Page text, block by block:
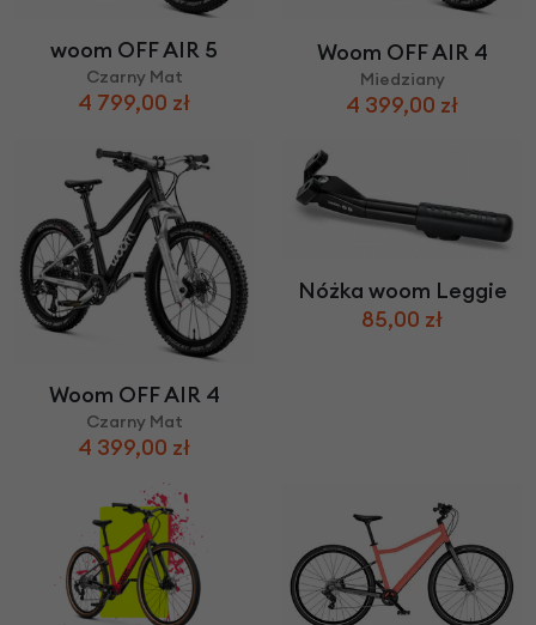
woom OFF AIR 5
Czarny Mat
4 799,00 zł
Woom OFF AIR 4
Miedziany
4 399,00 zł
Woom OFF AIR 4
Czarny Mat
4 399,00 zł
Nóżka woom Leggie
85,00 zł